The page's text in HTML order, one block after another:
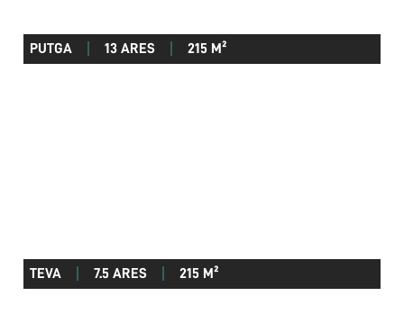
PUTGA 13 ARES 215 M²
TEVA 7.5 ARES 215 M²